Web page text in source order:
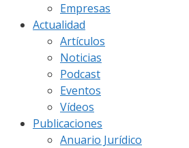
Empresas
Actualidad
Artículos
Noticias
Podcast
Eventos
Vídeos
Publicaciones
Anuario Jurídico